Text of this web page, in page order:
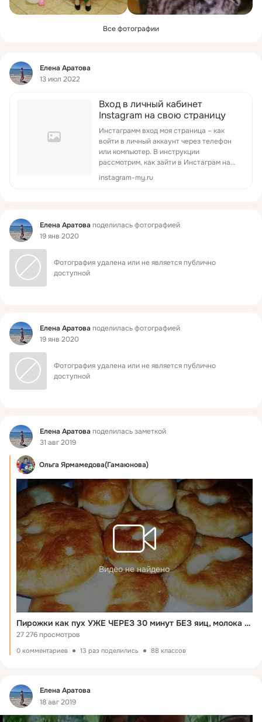
Все фотографии
Фид
Елена Аратова
13 июл 2022
Вход в личный кабинет
Instagram на свою страницу
Инстаграмм вход моя страница – как
войти в личный аккаунт через телефон
или компьютер. В инструкции
рассмотрим, как зайти в Инстаграм на
свою страницу с помощью телефона или
через браузер.
instagram-my.ru
Фид Елена Аратова поделилась фотографией
19 янв 2020
Фотография удалена или не является публично
доступной
Фид Елена Аратова поделилась фотографией
19 янв 2020
Фотография удалена или не является публично
доступной
Фид Елена Аратова поделилась заметкой
31 авг 2019
Ольга Ярмамедова(Гамаюнова)
Видео не найдено
Пирожки как пух УЖЕ ЧЕРЕЗ 30 минут БЕЗ яиц, молока и кефира!
27 276 просмотров
0 комментариев 13 раз поделились 88 классов
Фид
Елена Аратова
18 авг 2019